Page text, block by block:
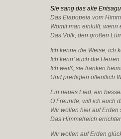
Sie sang das alte
Das Eiapopeia vom
Womit man einlullt, wenn
Das Volk, den großen
Ich kenne die Weise, ich
Ich kenn’ auch die
Ich weiß, sie tranken
Und predigten öffentlich
Ein neues Lied, ein
O Freunde, will ich euch
Wir wollen hier auf Erden
Das Himmelreich
Wir wollen auf Erden